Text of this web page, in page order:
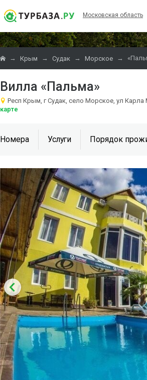
Московская область
→ Крым → Судак → Морское →
Вилла «Пальма»
Респ Крым, г Судак, село Морское, ул Карла
карте
Номера Услуги Порядок